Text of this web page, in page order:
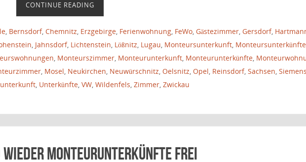
CONTINUE READING
, Bernsdorf, Chemnitz, Erzgebirge, Ferienwohnung, FeWo, Gästezimmer, Gersdorf,
, Jahnsdorf, Lichtenstein, Lößnitz, Lugau, Monteursunterkunft, Monteursunterkünfte
, Monteurszimmer, Monteurunterkunft, Monteurunterkünfte,
, Mosel, Neukirchen, Neuwürschnitz, Oelsnitz, Opel, Reinsdorf, Sachsen, Siemens
unterkunft, Unterkünfte, VW, Wildenfels, Zimmer, Zwickau
wieder Monteurunterkünfte frei